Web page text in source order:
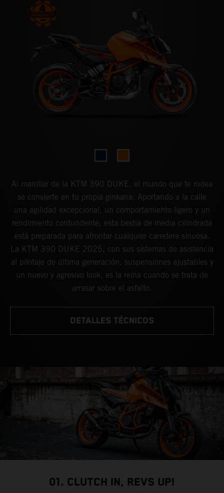
Al manillar de la KTM 390 DUKE, el mundo que te rodea
se convierte en tu propia ginkana. Aportando a la calle
una agilidad excepcional, un comportamiento ligero y un
rendimiento contundente, esta bestia de media cilindrada
está preparada para afrontar cualquier carretera sinuosa.
La KTM 390 DUKE 2025, con sus sistemas de asistencia
al pilotaje de última generación, suspensiones ajustables y
un nuevo y agresivo look, es la reina cuando se trata de
arrasar sobre el asfalto.
DETALLES TÉCNICOS
01. CLUTCH IN, REVS UP!